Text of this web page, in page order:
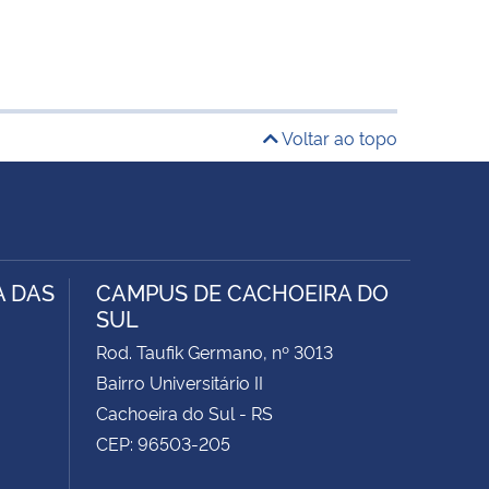
Voltar ao topo
DAS
CAMPUS DE CACHOEIRA DO
SUL
Rod. Taufik Germano, nº 3013
Bairro Universitário II
Cachoeira do Sul - RS
CEP: 96503-205